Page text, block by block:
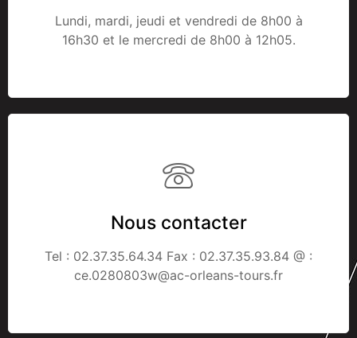
Lundi, mardi, jeudi et vendredi de 8h00 à
16h30 et le mercredi de 8h00 à 12h05.
Nous contacter
Tel : 02.37.35.64.34 Fax : 02.37.35.93.84 @ :
ce.0280803w@ac-orleans-tours.fr